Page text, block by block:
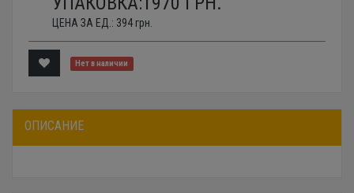
ЦЕНА ЗА ЕД.: 394 грн.
Нет в наличии
ОПИСАНИЕ